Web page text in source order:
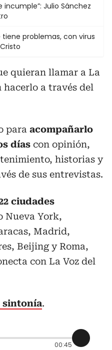
incumple”: Julio Sánchez
problemas, con virus
quieran llamar a La
a través del
para acompañarlo
días con opinión,
historias y
de sus entrevistas.
ciudades
Nueva York,
Madrid,
Beijing y Roma,
con La Voz del
sintonía.
00:45